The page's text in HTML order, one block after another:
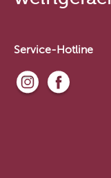
Service-Hotline